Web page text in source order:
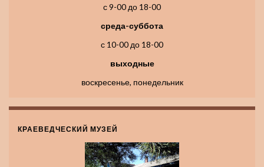
с 9-00 до 18-00
среда-суббота
с 10-00 до 18-00
выходные
воскресенье, понедельник
КРАЕВЕДЧЕСКИЙ МУЗЕЙ